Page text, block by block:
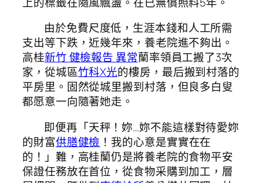
由於免費尺度低，生涯本錢和人工所需
支出等下跌，近幾年來，養老院進不夠出。
高桂新竹 健檢報告 異常蘭率領員工搬了3次
家，從城區竹科X光的樓房，最后搬到村落的
平房里。固然從城里搬到村落，但良多白叟
都愿意一向隨著她走。
即便再「天秤！妳…妳不能這樣對待愛妳
的財富供膳健檢 ！我的心意是實實在在
的！」難，高桂蘭仍是將養老院的食物平安
保證任務放在首位，從食物采購到加工，層